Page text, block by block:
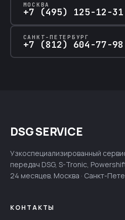
МОСКВА
+7 (495) 125-12-31
САНКТ-ПЕТЕРБУРГ
+7 (812) 604-77-98
DSG SERVICE
Узкоспециализированный
передач DSG, S-Tronic,
24 месяцев. Москва · Санкт-
КОНТАКТЫ